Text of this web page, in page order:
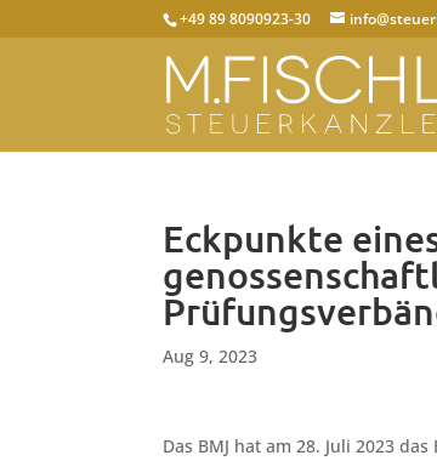
+49 89 8090923-30
Eckpunkte
Aug 9, 2023
Das BMJ hat am 28. Juli 2023